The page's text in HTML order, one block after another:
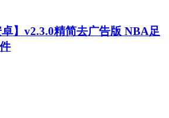
卓】v2.3.0精简去广告版 NBA足